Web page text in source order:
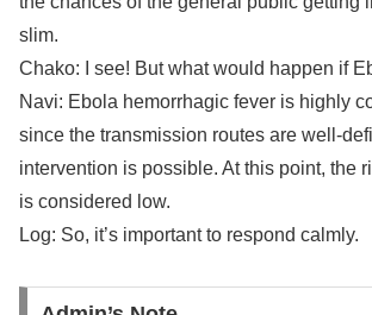
slim.
Chako: I see! But what would happen if
Navi: Ebola hemorrhagic fever is highly
since the transmission routes are well-
intervention is possible. At this point, the
is considered low.
Log: So, it’s important to respond calmly.